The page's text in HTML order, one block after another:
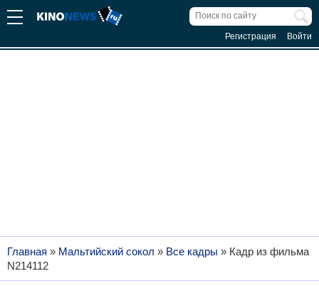
Регистрация Войти
Главная » Мальтийский сокол » Все кадры » Кадр из фильма
N214112